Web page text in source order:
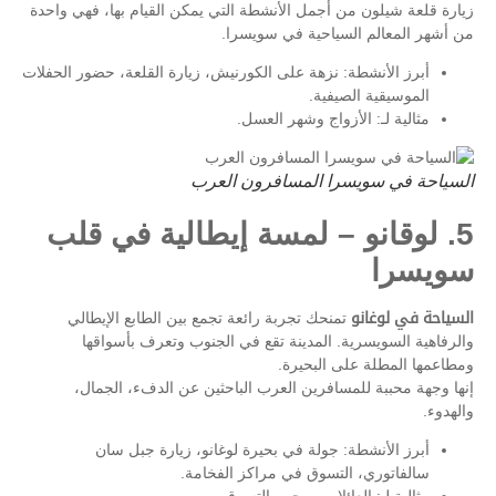
زيارة قلعة شيلون من أجمل الأنشطة التي يمكن القيام بها، فهي واحدة
من أشهر المعالم السياحية في سويسرا.
أبرز الأنشطة: نزهة على الكورنيش، زيارة القلعة، حضور الحفلات
الموسيقية الصيفية.
مثالية لـ: الأزواج وشهر العسل.
السياحة في سويسرا المسافرون العرب
5. لوقانو – لمسة إيطالية في قلب
سويسرا
السياحة في لوغانو تمنحك تجربة رائعة تجمع بين الطابع الإيطالي
والرفاهية السويسرية. المدينة تقع في الجنوب وتعرف بأسواقها
ومطاعمها المطلة على البحيرة.
إنها وجهة محببة للمسافرين العرب الباحثين عن الدفء، الجمال،
والهدوء.
أبرز الأنشطة: جولة في بحيرة لوغانو، زيارة جبل سان
سالفاتوري، التسوق في مراكز الفخامة.